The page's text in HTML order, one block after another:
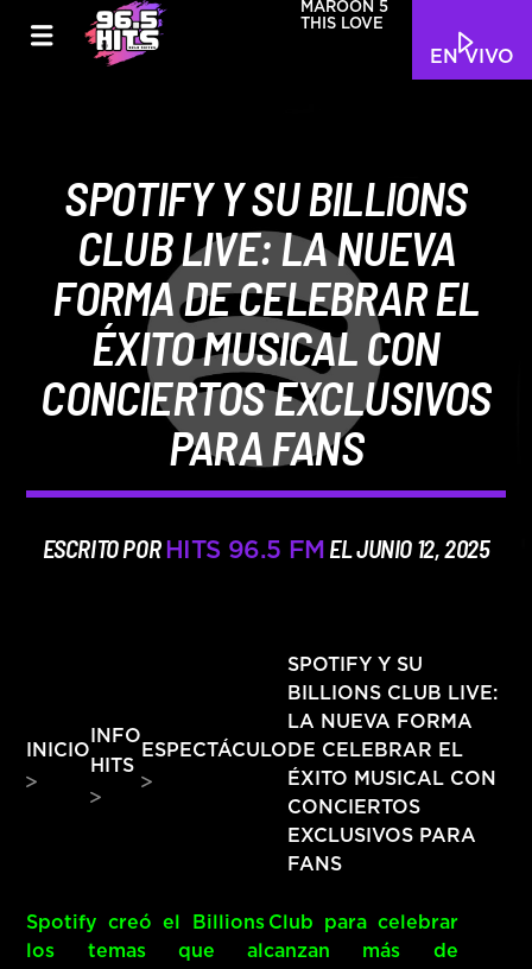
EN VIVO
MAROON 5
THIS LOVE
HITS – 96.5 FM
SPOTIFY Y SU BILLIONS
CLUB LIVE: LA NUEVA
FORMA DE CELEBRAR EL
ÉXITO MUSICAL CON
CONCIERTOS EXCLUSIVOS
PARA FANS
ESCRITO POR HITS 96.5 FM EL JUNIO 12, 2025
INICIO
INFO
HITS
ESPECTÁCULO
SPOTIFY Y SU
BILLIONS CLUB LIVE:
LA NUEVA FORMA
DE CELEBRAR EL
ÉXITO MUSICAL CON
CONCIERTOS
EXCLUSIVOS PARA
FANS
Spotify creó el Billions Club para celebrar
los temas que alcanzan más de